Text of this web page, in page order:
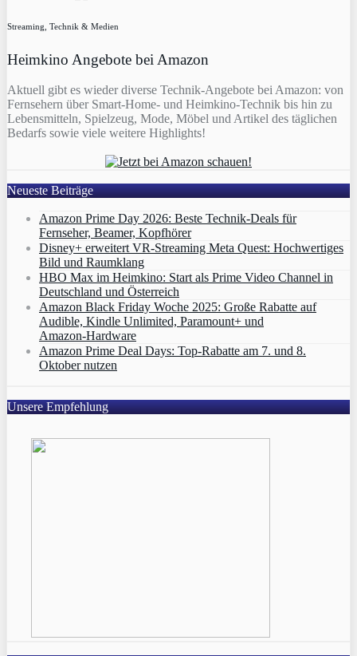
Streaming, Technik & Medien
Heimkino Angebote bei Amazon
Aktuell gibt es wieder diverse Technik-Angebote bei Amazon: von
Fernsehern über Smart-Home- und Heimkino-Technik bis hin zu
Lebensmitteln, Spielzeug, Mode, Möbel und Artikel des täglichen
Bedarfs sowie viele weitere Highlights!
Neueste Beiträge
Amazon Prime Day 2026: Beste Technik-Deals für
Fernseher, Beamer, Kopfhörer
Disney+ erweitert VR‑Streaming Meta Quest: Hochwertiges
Bild und Raumklang
HBO Max im Heimkino: Start als Prime Video Channel in
Deutschland und Österreich
Amazon Black Friday Woche 2025: Große Rabatte auf
Audible, Kindle Unlimited, Paramount+ und
Amazon‑Hardware
Amazon Prime Deal Days: Top-Rabatte am 7. und 8.
Oktober nutzen
Unsere Empfehlung